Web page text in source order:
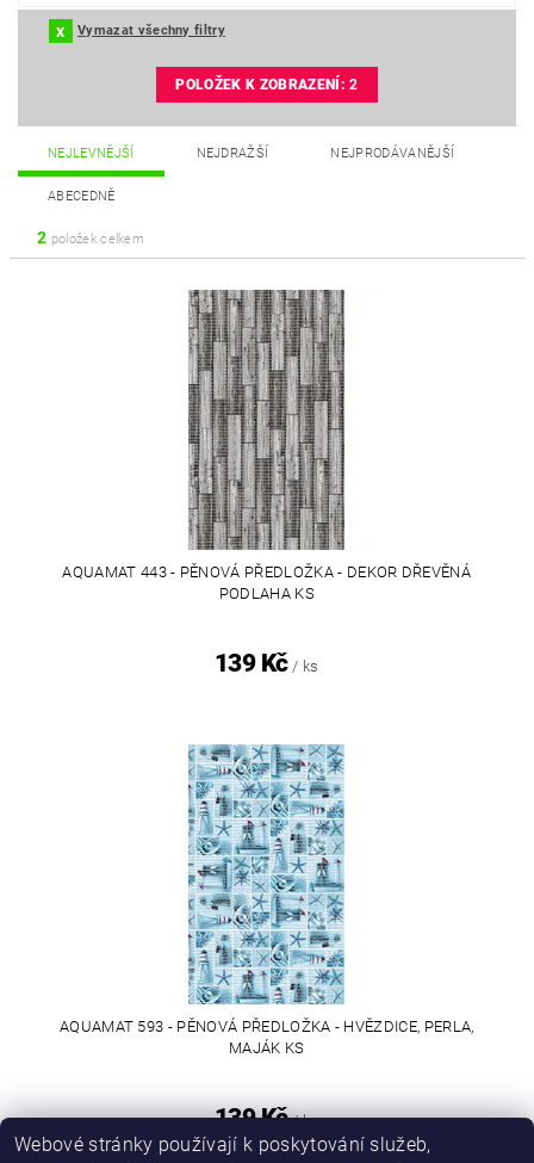
Vymazat všechny filtry
POLOŽEK K ZOBRAZENÍ:2
NEJLEVNĚJŠÍ NEJDRAŽŠÍ NEJPRODÁVANĚJŠÍ
ABECEDNĚ
2 položek celkem
AQUAMAT 443 - PĚNOVÁ PŘEDLOŽKA - DEKOR DŘEVĚNÁ
PODLAHA KS
139 Kč / ks
AQUAMAT 593 - PĚNOVÁ PŘEDLOŽKA - HVĚZDICE, PERLA,
MAJÁK KS
139 Kč / ks
Webové stránky používají k poskytování služeb,